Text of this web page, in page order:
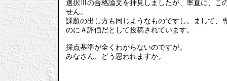
選択Ⅲの合格論文を拝見しましたが、率直に、こ
せん。
課題の出し方も同じようなものですし。まして、
のにＡ評価だとして投稿されています。
採点基準が全くわからないのですが。
みなさん、どう思われますか。